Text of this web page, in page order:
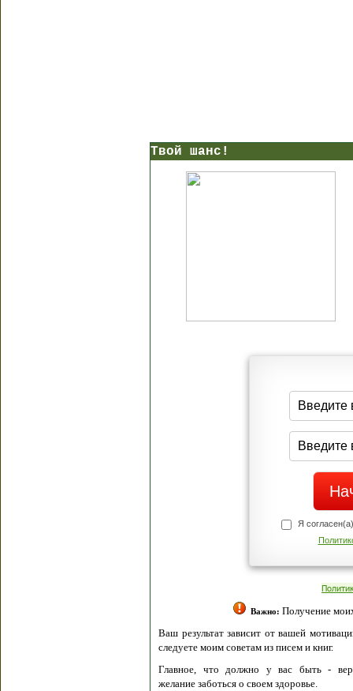
Твой шанс!
Я
Важно: Получение
Ваш результат зависит от вашей
следуете моим советам из писем и книг.
Главное, что должно у вас быть -
желание заботься о своем здоровье.